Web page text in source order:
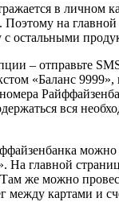
в личном
на главной
с остальными
– отправьте
«Баланс 9999»,
вся
На главной
же можно
между картами и